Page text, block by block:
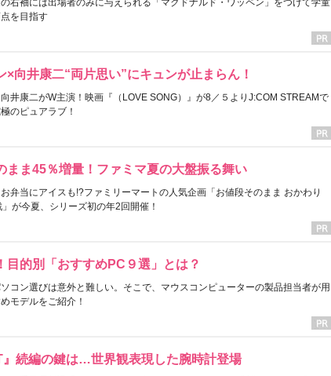
右袖には出場者のみに与えられる「マクドナルド・ワッペン」をつけて学童
を目指す
×向井康二“両片思い”にキュンが止まらん！
井康二がW主演！映画『（LOVE SONG）』が8／５よりJ:COM STREAMで
のピュアラブ！
まま45％増量！ファミマ夏の大盤振る舞い
弁当にアイスも!?ファミリーマートの人気企画「お値段そのまま おかわり
が今夏、シリーズ初の年2回開催！
目的別「おすすめPC９選」とは？
コン選びは意外と難しい。そこで、マウスコンピューターの製品担当者が用
モデルをご紹介！
』続編の鍵は…世界観表現した腕時計登場